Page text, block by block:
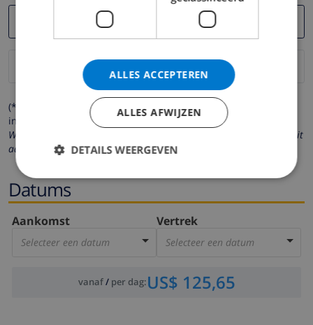
(* de velden met een sterretje moeten verplicht worden
ingevuld )
Wij respecteren uw privacy. Uw persoonlijke gegevens worden nooit
aan derden verstrekt.
Datums
Aankomst
Selecteer een datum
Vertrek
Selecteer een datum
vanaf/ per dag:US$ 125,65
ALLES ACCEPTEREN
ALLES AFWIJZEN
DETAILS WEERGEVEN